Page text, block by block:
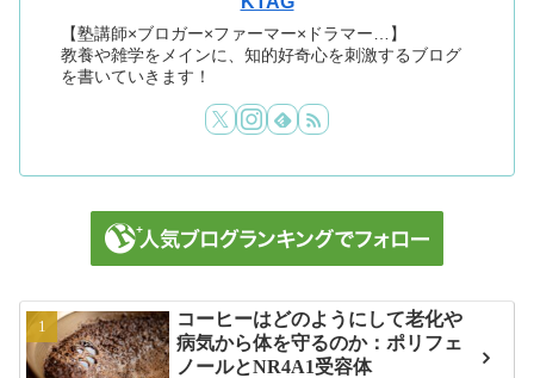
【塾講師×ブロガー×ファーマー×ドラマー…】
教養や雑学をメインに、知的好奇心を刺激するブログ
を書いていきます！
コーヒーはどのようにして老化や
病気から体を守るのか：ポリフェ
ノールとNR4A1受容体